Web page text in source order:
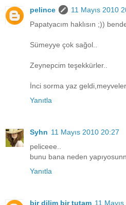
pelince
11 Mayıs 2010
Papatyacım haklısın ;))
Sümeyye çok sağol..
Zeynepcim teşekkürler..
İnci sorma yaz
Yanıtla
Syhn 11 Mayıs 2010 20:27
peliceee..
bunu bana neden
Yanıtla
bir dilim bir tutam 11